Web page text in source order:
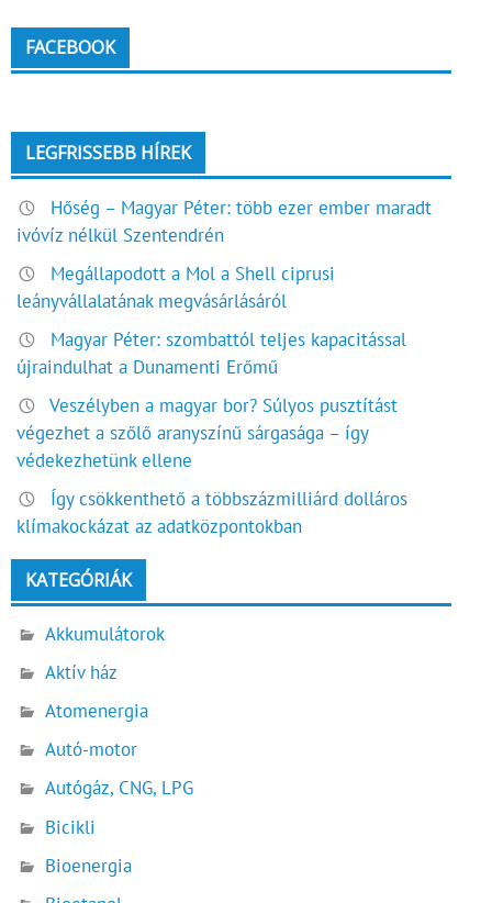
FACEBOOK
LEGFRISSEBB HÍREK
Hőség – Magyar Péter: több ezer ember maradt
ivóvíz nélkül Szentendrén
Megállapodott a Mol a Shell ciprusi
leányvállalatának megvásárlásáról
Magyar Péter: szombattól teljes kapacitással
újraindulhat a Dunamenti Erőmű
Veszélyben a magyar bor? Súlyos pusztítást
végezhet a szőlő aranyszínű sárgasága – így
védekezhetünk ellene
Így csökkenthető a többszázmilliárd dolláros
klímakockázat az adatközpontokban
KATEGÓRIÁK
Akkumulátorok
Aktív ház
Atomenergia
Autó-motor
Autógáz, CNG, LPG
Bicikli
Bioenergia